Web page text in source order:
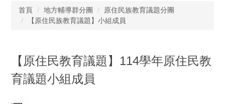
首頁 地方輔導群分團
原住民族教育議題分團
【原住民族教育議題】小組成員
【原住民教育議題】114學年原住民教
育議題小組成員